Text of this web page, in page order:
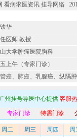
看病求医资讯 挂导网络
华
医师 教授
大学肿瘤医院胸科
上午（专家门诊）
癌、肺癌、乳腺癌、纵隔
州挂号导医中心提供 客服
专家门诊 特需门诊
周二 周三 周四
周